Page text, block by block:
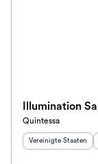
Illumination
Quintessa
Herkunftsland:
Vereinigte Staaten